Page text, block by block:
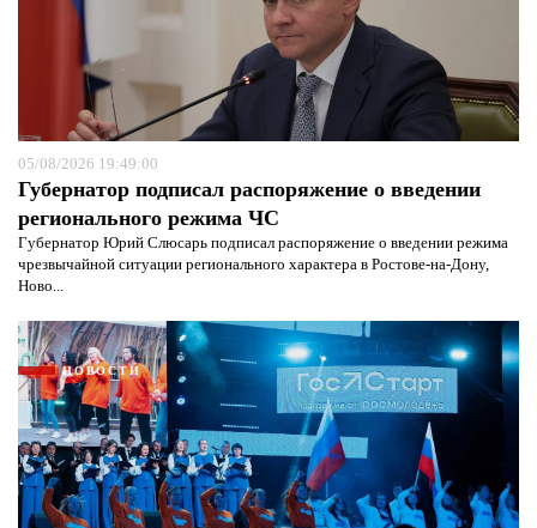
05/08/2026 19:49:00
Губернатор подписал распоряжение о введении
регионального режима ЧС
Губернатор Юрий Слюсарь подписал распоряжение о введении режима
чрезвычайной ситуации регионального характера в Ростове-на-Дону,
Ново...
НОВОСТИ